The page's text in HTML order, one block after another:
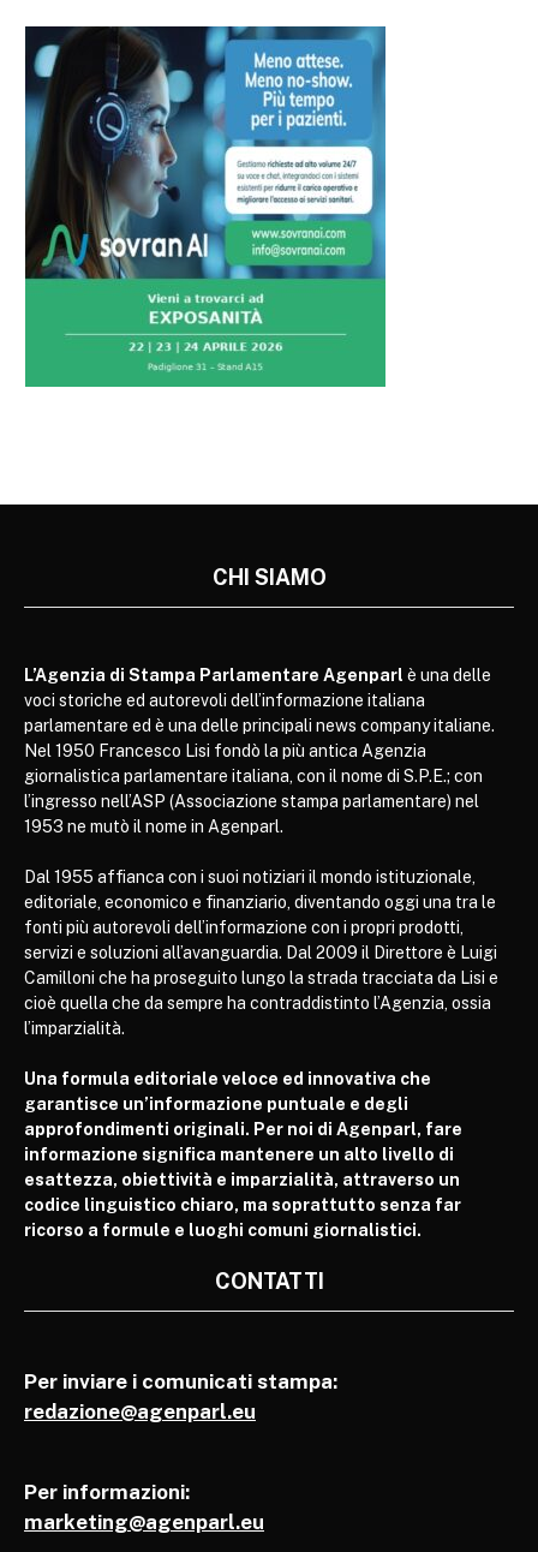
CHI SIAMO
L’Agenzia di Stampa Parlamentare Agenparl è una delle
voci storiche ed autorevoli dell’informazione italiana
parlamentare ed è una delle principali news company italiane.
Nel 1950 Francesco Lisi fondò la più antica Agenzia
giornalistica parlamentare italiana, con il nome di S.P.E.; con
l’ingresso nell’ASP (Associazione stampa parlamentare) nel
1953 ne mutò il nome in Agenparl.
Dal 1955 affianca con i suoi notiziari il mondo istituzionale,
editoriale, economico e finanziario, diventando oggi una tra le
fonti più autorevoli dell’informazione con i propri prodotti,
servizi e soluzioni all’avanguardia. Dal 2009 il Direttore è Luigi
Camilloni che ha proseguito lungo la strada tracciata da Lisi e
cioè quella che da sempre ha contraddistinto l’Agenzia, ossia
l’imparzialità.
Una formula editoriale veloce ed innovativa che
garantisce un’informazione puntuale e degli
approfondimenti originali. Per noi di Agenparl, fare
informazione significa mantenere un alto livello di
esattezza, obiettività e imparzialità, attraverso un
codice linguistico chiaro, ma soprattutto senza far
ricorso a formule e luoghi comuni giornalistici.
CONTATTI
Per inviare i comunicati stampa:
redazione@agenparl.eu
Per informazioni:
marketing@agenparl.eu